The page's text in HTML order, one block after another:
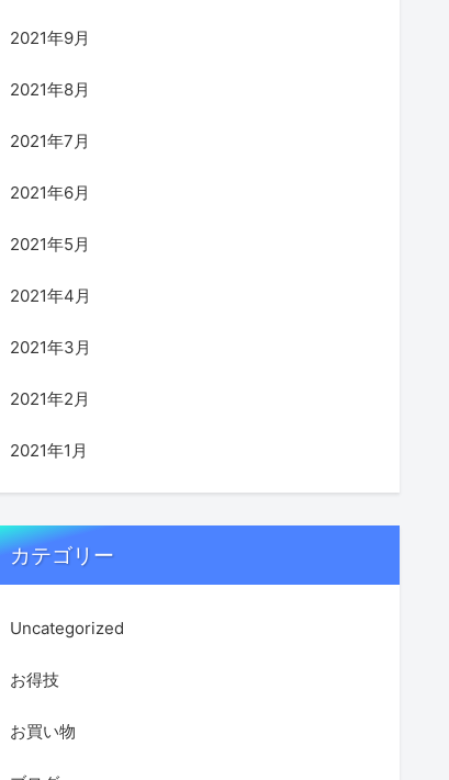
2021年9月
2021年8月
2021年7月
2021年6月
2021年5月
2021年4月
2021年3月
2021年2月
2021年1月
カテゴリー
Uncategorized
お得技
お買い物